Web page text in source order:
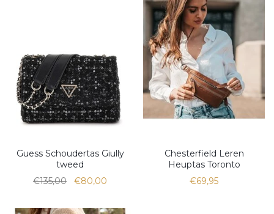
Guess Schoudertas Giully
tweed
€135,00
€80,00
Chesterfield Leren
Heuptas Toronto
€69,95